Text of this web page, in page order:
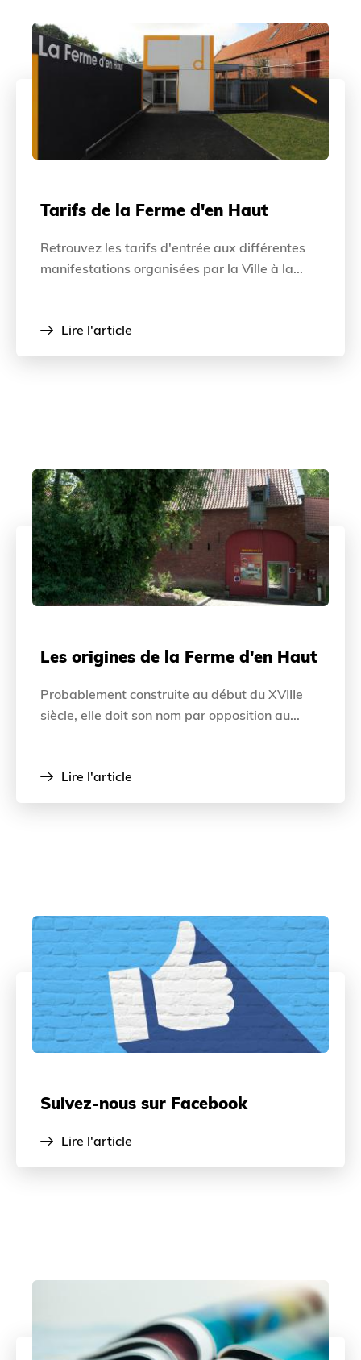
Tarifs de la Ferme d'en Haut
Retrouvez les tarifs d'entrée aux différentes
manifestations organisées par la Ville à la...
Lire l'article
Les origines de la Ferme d'en Haut
Probablement construite au début du XVIIIe
siècle, elle doit son nom par opposition au...
Lire l'article
Suivez-nous sur Facebook
Lire l'article